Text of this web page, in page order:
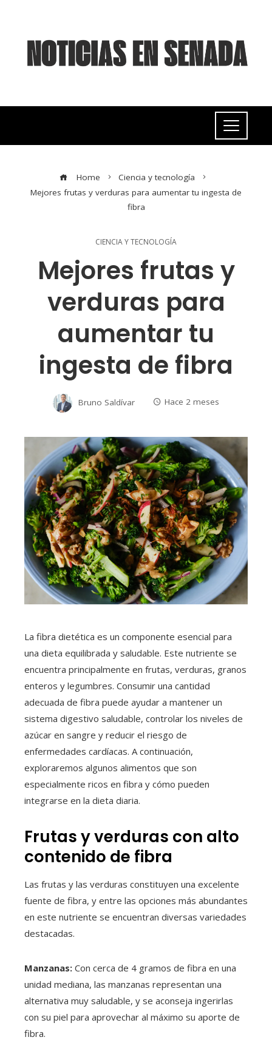
Home
Ciencia y tecnología
Mejores frutas y verduras para aumentar tu ingesta de
fibra
CIENCIA Y TECNOLOGÍA
Mejores frutas y
verduras para
aumentar tu
ingesta de fibra
Bruno Saldívar Hace 2 meses
La fibra dietética es un componente esencial para
una dieta equilibrada y saludable. Este nutriente se
encuentra principalmente en frutas, verduras, granos
enteros y legumbres. Consumir una cantidad
adecuada de fibra puede ayudar a mantener un
sistema digestivo saludable, controlar los niveles de
azúcar en sangre y reducir el riesgo de
enfermedades cardíacas. A continuación,
exploraremos algunos alimentos que son
especialmente ricos en fibra y cómo pueden
integrarse en la dieta diaria.
Frutas y verduras con alto
contenido de fibra
Las frutas y las verduras constituyen una excelente
fuente de fibra, y entre las opciones más abundantes
en este nutriente se encuentran diversas variedades
destacadas.
Manzanas: Con cerca de 4 gramos de fibra en una
unidad mediana, las manzanas representan una
alternativa muy saludable, y se aconseja ingerirlas
con su piel para aprovechar al máximo su aporte de
fibra.